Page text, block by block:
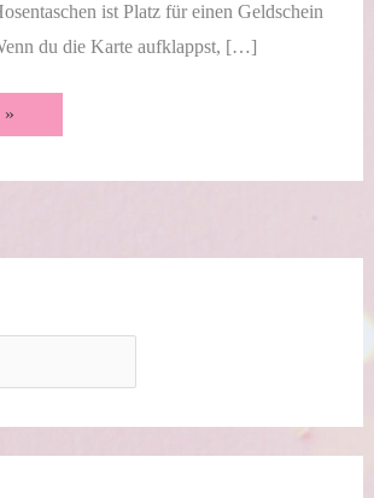
ist Platz für einen Geldschein
du die Karte aufklappst, […]
»